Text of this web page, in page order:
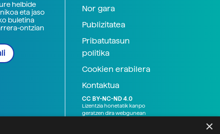
helbide
eta jaso
buletina
ontzian
Nor gara
Publizitatea
Pribatutasun
politika
Cookien erabilera
Kontaktua
CC BY-NC-ND 4.0
Lizentzia honetatik kanpo
geratzen dira webgunean
×